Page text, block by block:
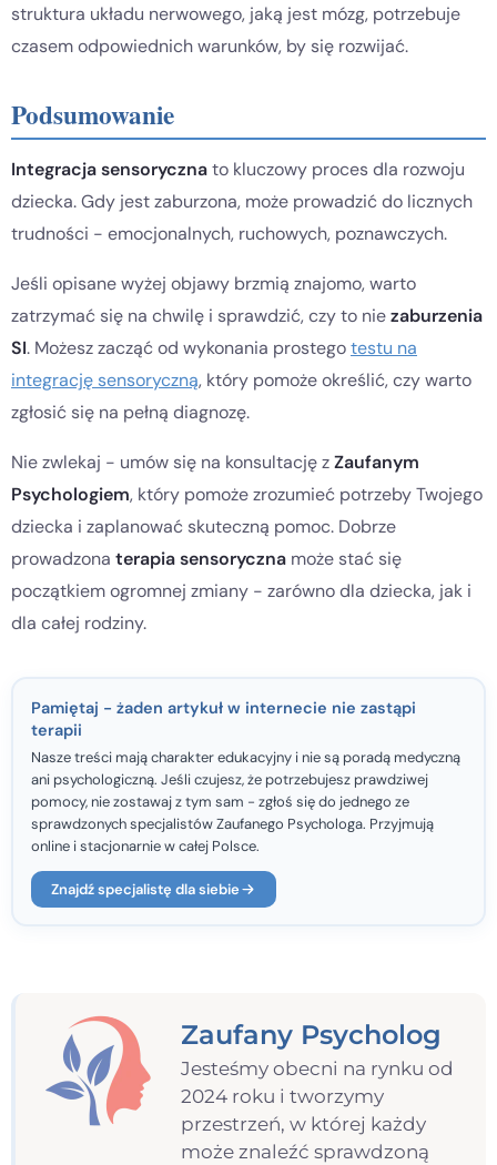
struktura układu nerwowego, jaką jest mózg, potrzebuje
czasem odpowiednich warunków, by się rozwijać.
Podsumowanie
Integracja sensorycznato kluczowy proces dla rozwoju
dziecka. Gdy jest zaburzona, może prowadzić do licznych
trudności - emocjonalnych, ruchowych, poznawczych.
Jeśli opisane wyżej objawy brzmią znajomo, warto
zatrzymać się na chwilę i sprawdzić, czy to niezaburzenia
SI. Możesz zacząć od wykonania prostegotestu na
integrację sensoryczną, który pomoże określić, czy warto
zgłosić się na pełną diagnozę.
Nie zwlekaj - umów się na konsultację zZaufanym
Psychologiem, który pomoże zrozumieć potrzeby Twojego
dziecka i zaplanować skuteczną pomoc. Dobrze
prowadzona terapia sensoryczna może stać się
początkiem ogromnej zmiany - zarówno dla dziecka, jak i
dla całej rodziny.
Pamiętaj - żaden artykuł w internecie nie zastąpi
terapii
Nasze treści mają charakter edukacyjny i nie są poradą medyczną
ani psychologiczną. Jeśli czujesz, że potrzebujesz prawdziwej
pomocy, nie zostawaj z tym sam - zgłoś się do jednego ze
sprawdzonych specjalistów Zaufanego Psychologa. Przyjmują
online i stacjonarnie w całej Polsce.
Znajdź specjalistę dla siebie
Zaufany Psycholog
Jesteśmy obecni na rynku od
2024 roku i tworzymy
przestrzeń, w której każdy
może znaleźć sprawdzoną